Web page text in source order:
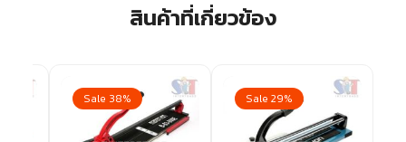
สินค้าที่เกี่ยวข้อง
Sale 38% Sale 29%